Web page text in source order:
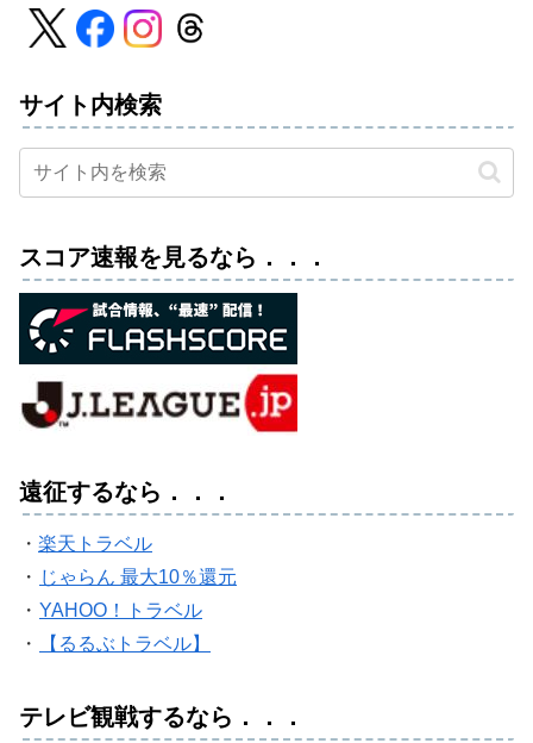
サイト内検索
スコア速報を見るなら．．．
遠征するなら．．．
・ 楽天トラベル
・ じゃらん 最大10％還元
・ YAHOO！トラベル
・
【るるぶトラベル】
テレビ観戦するなら．．．